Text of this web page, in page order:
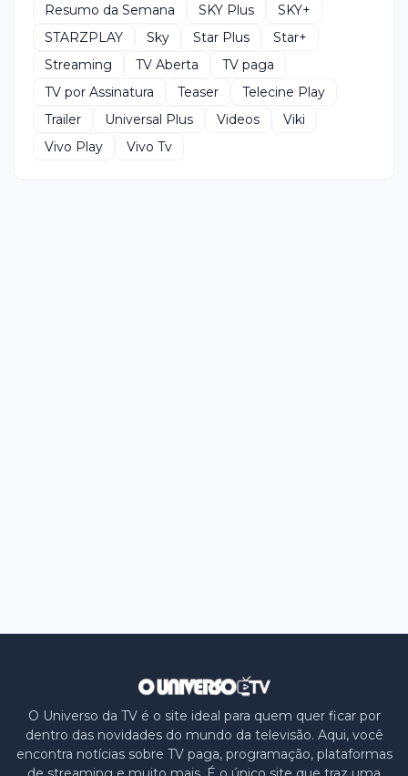
Resumo da Semana
SKY Plus
SKY+
STARZPLAY
Sky Star Plus
Star+
Streaming
TV Aberta
TV paga
TV por Assinatura
Teaser
Telecine Play
Trailer
Universal Plus Videos
Viki
Vivo Play
Vivo Tv
O Universo da TV é o site ideal para quem quer ficar por
dentro das novidades do mundo da televisão. Aqui, você
encontra notícias sobre TV paga, programação, plataformas